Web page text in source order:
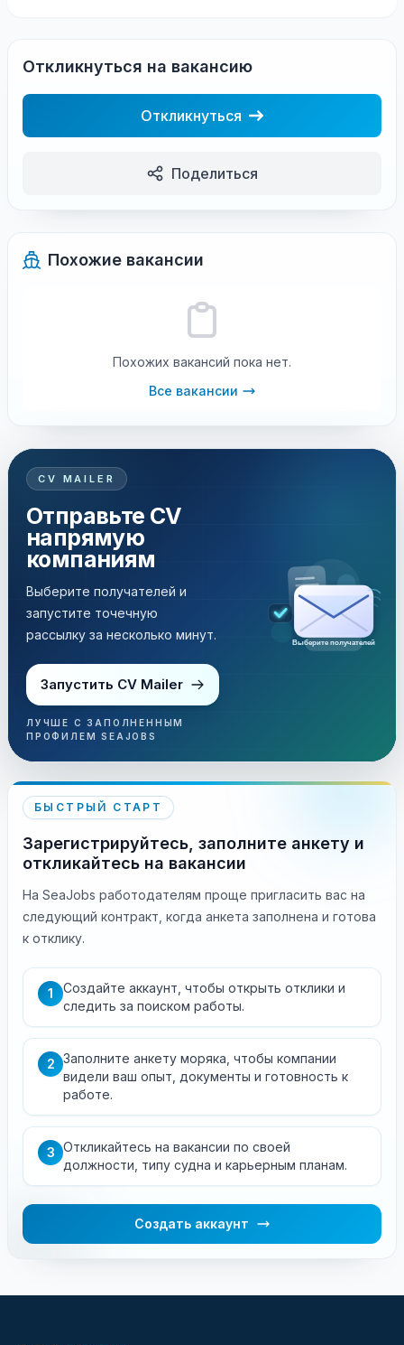
Откликнуться на вакансию
Откликнуться
Поделиться
Похожие вакансии
Похожих вакансий пока нет.
Все вакансии
CV MAILER
Отправьте CV
напрямую
компаниям
Выберите получателей и
запустите точечную
рассылку за несколько минут.
Запустить CV Mailer
ЛУЧШЕ С ЗАПОЛНЕННЫМ
ПРОФИЛЕМ SEAJOBS
Выберите получателей
БЫСТРЫЙ СТАРТ
Зарегистрируйтесь, заполните анкету и
откликайтесь на вакансии
На SeaJobs работодателям проще пригласить вас на
следующий контракт, когда анкета заполнена и готова
к отклику.
1
Создайте аккаунт, чтобы открыть отклики и
следить за поиском работы.
2 Заполните анкету моряка, чтобы компании
видели ваш опыт, документы и готовность к
работе.
3 Откликайтесь на вакансии по своей
должности, типу судна и карьерным планам.
Создать аккаунт